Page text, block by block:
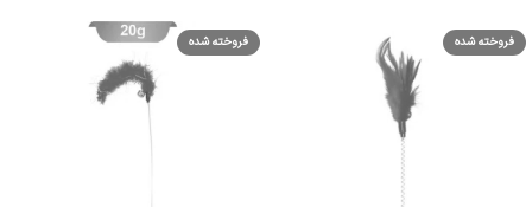
فروخته شده فروخته شده